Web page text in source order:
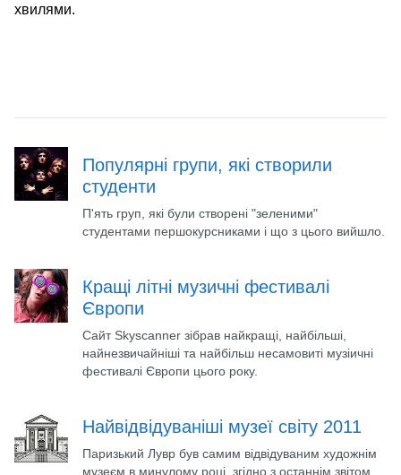
хвилями.
Популярні групи, які створили
студенти
П'ять груп, які були створені "зеленими"
студентами першокурсниками і що з цього вийшло.
Кращі літні музичні фестивалі
Європи
Сайт Skyscanner зібрав найкращі, найбільші,
найнезвичайніші та найбільш несамовиті музіичні
фестивалі Європи цього року.
Найвідвідуваніші музеї світу 2011
Паризький Лувр був самим відвідуваним художнім
музеєм в минулому році, згідно з останнім звітом